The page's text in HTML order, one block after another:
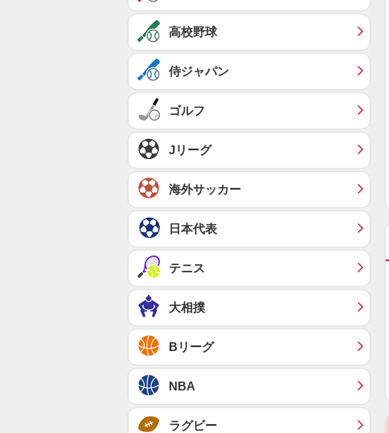
高校野球
侍ジャパン
ゴルフ
Jリーグ
海外サッカー
日本代表
テニス
大相撲
Bリーグ
NBA
ラグビー